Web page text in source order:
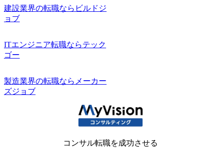
建設業界の転職ならビルドジ
ョブ
ITエンジニア転職ならテック
ゴー
製造業界の転職ならメーカー
ズジョブ
コンサル転職を成功させる